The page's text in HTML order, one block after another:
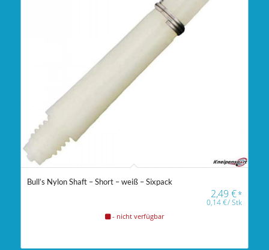
Bull’s Nylon Shaft – Short – weiß – Sixpack
2,49€*
0,14€/Stk
- nicht verfügbar